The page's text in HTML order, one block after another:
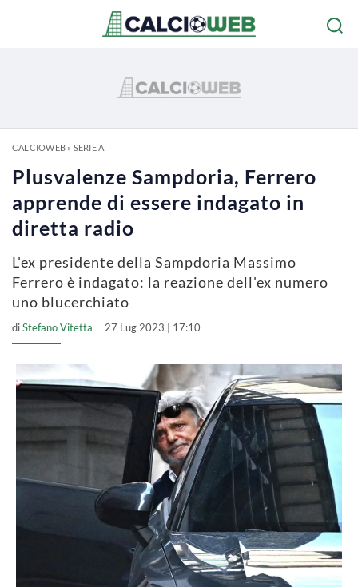
CALCIOWEB» SERIE A
Plusvalenze Sampdoria, Ferrero
apprende di essere indagato in
diretta radio
L'ex presidente della Sampdoria Massimo
Ferrero è indagato: la reazione dell'ex numero
uno blucerchiato
diStefano Vitetta 27 Lug 2023 | 17:10